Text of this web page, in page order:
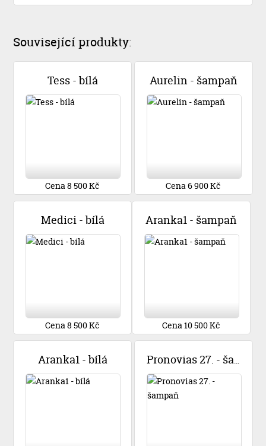
Související produkty:
Tess - bílá
Cena 8 500 Kč
Aurelin - šampaň
Cena 6 900 Kč
Medici - bílá
Cena 8 500 Kč
Aranka1 - šampaň
Cena 10 500 Kč
Aranka1 - bílá Pronovias 27. - šampaň